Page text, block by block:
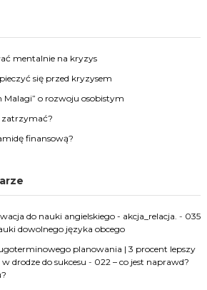
mentalnie na kryzys
się przed kryzysem
Malagi” o rozwoju osobistym
zatrzymać?
finansową?
do nauki angielskiego - akcja_relacja. - 035
dowolnego języka obcego
planowania | 3 procent lepszy
drodze do sukcesu - 022 – co jest naprawd?